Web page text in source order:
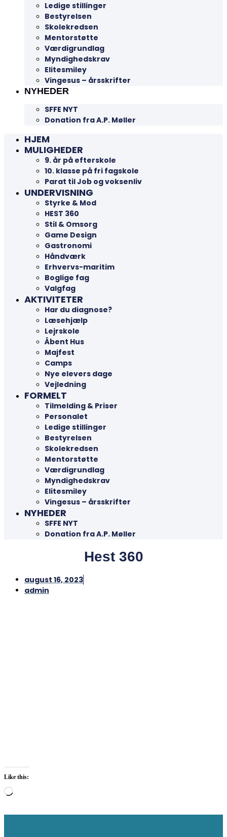
Ledige stillinger
Bestyrelsen
Skolekredsen
Mentorstøtte
Værdigrundlag
Myndighedskrav
Elitesmiley
Vingesus – årsskrifter
NYHEDER
SFFE NYT
Donation fra A.P. Møller
HJEM
MULIGHEDER
9. år på efterskole
10. klasse på fri fagskole
Parat til Job og voksenliv
UNDERVISNING
Styrke & Mod
HEST 360
Stil & Omsorg
Game Design
Gastronomi
Håndværk
Erhvervs-maritim
Boglige fag
Valgfag
AKTIVITETER
Har du diagnose?
Læsehjælp
Lejrskole
Åbent Hus
Majfest
Camps
Nye elevers dage
Vejledning
FORMELT
Tilmelding & Priser
Personalet
Ledige stillinger
Bestyrelsen
Skolekredsen
Mentorstøtte
Værdigrundlag
Myndighedskrav
Elitesmiley
Vingesus – årsskrifter
NYHEDER
SFFE NYT
Donation fra A.P. Møller
Hest 360
august 16, 2023
admin
Like this:
Loading…